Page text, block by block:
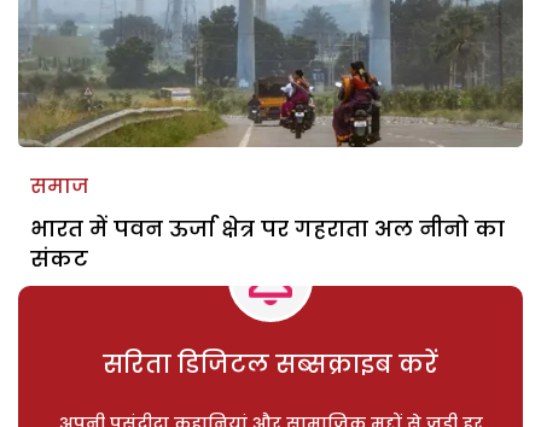
समाज
भारत में पवन ऊर्जा क्षेत्र पर गहराता अल नीनो का
संकट
सरिता डिजिटल सब्सक्राइब करें